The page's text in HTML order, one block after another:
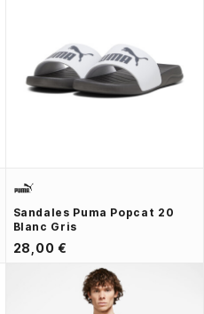
Sandales Puma Popcat 20
Blanc Gris
28,00 €